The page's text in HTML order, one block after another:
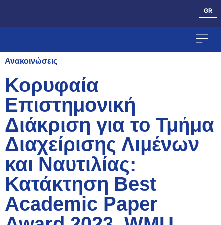
GR
Ανακοινώσεις
Κορυφαία
Επιστημονική
Διάκριση για το Τμήμα
Διαχείρισης Λιμένων
και Ναυτιλίας:
Κατάκτηση Best
Academic Paper